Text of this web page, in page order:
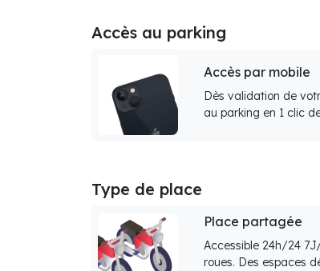
Accès au parking
Accès par mobile
Dès validation de
au parking en 1 clic
Type de place
Place partagée
Accessible 24h/24
roues. Des espaces